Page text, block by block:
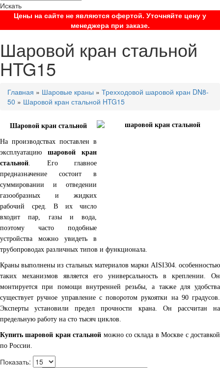
Искать
Цены на сайте не являются офертой. Уточняйте цену у
менеджера при заказе.
Шаровой кран стальной
HTG15
Главная » Шаровые краны » Трехходовой шаровой кран DN8-
50 » Шаровой кран стальной HTG15
Шаровой кран стальной
На производствах поставлен в
эксплуатациюшаровой кран
стальной. Его главное
предназначение состоит в
суммировании и отведении
газообразных и жидких
рабочий сред. В их число
входит пар, газы и вода,
поэтому часто подобные
устройства можно увидеть в
трубопроводах различных типов и функционала.
Краны выполнены из стальных материалов марки AISI304. особенностью
таких механизмов является его универсальность в креплении. Он
монтируется при помощи внутренней резьбы, а также для удобства
существует ручное управление с поворотом рукоятки на 90 градусов.
Эксперты установили предел прочности крана. Он рассчитан на
предельную работу на сто тысяч циклов.
Купить шаровой кран стальной можно со склада в Москве с доставкой
по России.
Показать: